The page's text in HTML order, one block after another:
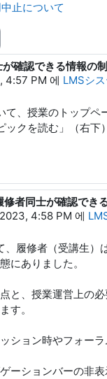
止について
確認できる情報の
4:57 PM 에 LMSシ
、 授業のトップペ
クを読む」（右下
ステム管理者
者同士が確認でき
4:58 PM 에
履修者（受講生）
にありました。
と、授業運営上の
す。
ション時やフォー
ゲーションバーの非